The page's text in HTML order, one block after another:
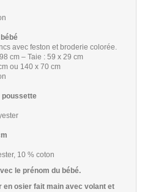
avec feston et broderie colorée.
cm – Taie : 59 x 29 cm
ou 140 x 70 cm
poussette
10 % coton
le prénom du bébé.
en osier fait main avec volant et